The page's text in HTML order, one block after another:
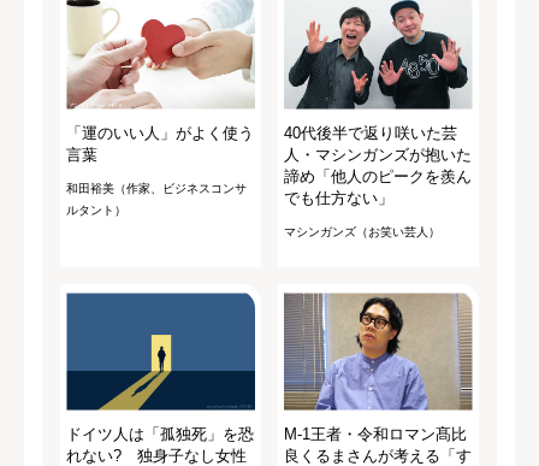
「運のいい人」がよく使う
言葉
和田裕美（作家、ビジネスコンサ
ルタント）
40代後半で返り咲いた芸
人・マシンガンズが抱いた
諦め「他人のピークを羨ん
でも仕方ない」
マシンガンズ（お笑い芸人）
ドイツ人は「孤独死」を恐
れない? 独身子なし女性
M-1王者・令和ロマン髙比
良くるまさんが考える「す